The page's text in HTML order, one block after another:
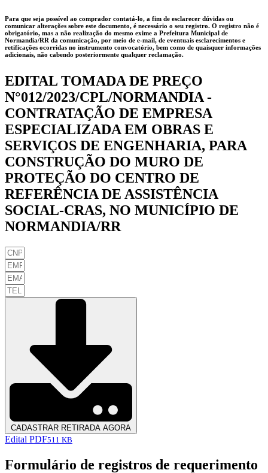
Para que seja possível ao comprador contatá-lo, a fim de esclarecer dúvidas ou
comunicar alterações sobre este documento, é necessário o seu registro. O registro não é
obrigatório, mas a não realização do mesmo exime a Prefeitura Municipal de
Normandia/RR da comunicação, por meio de e-mail, de eventuais esclarecimentos e
retificações ocorridas no instrumento convocatório, bem como de quaisquer informações
adicionais, não cabendo posteriormente qualquer reclamação.
EDITAL TOMADA DE PREÇO
N°012/2023/CPL/NORMANDIA -
CONTRATAÇÃO DE EMPRESA
ESPECIALIZADA EM OBRAS E
SERVIÇOS DE ENGENHARIA, PARA
CONSTRUÇÃO DO MURO DE
PROTEÇÃO DO CENTRO DE
REFERÊNCIA DE ASSISTÊNCIA
SOCIAL-CRAS, NO MUNICÍPIO DE
NORMANDIA/RR
CADASTRAR RETIRADA AGORA
Edital PDF511 KB
Formulário de registros de requerimento